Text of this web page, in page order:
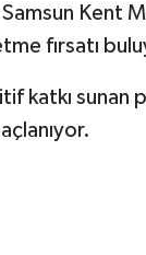
Kent
fırsatı
katkı sunan